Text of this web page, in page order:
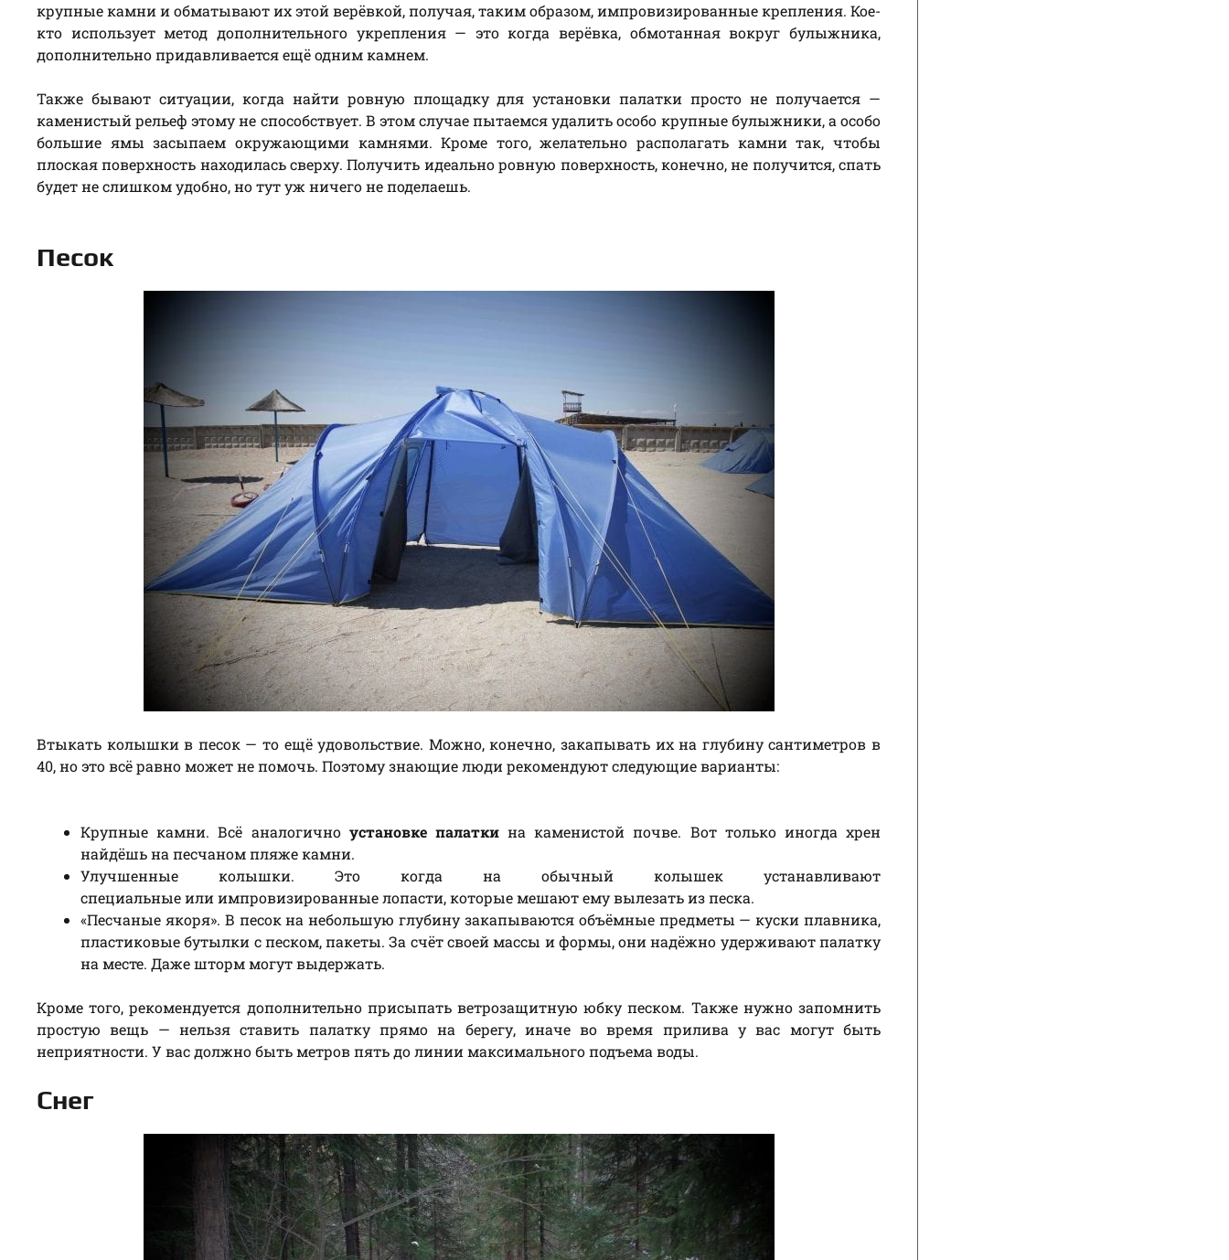
крупные камни и обматывают их этой верёвкой, получая, таким образом, импровизированные крепления. Кое-
кто использует метод дополнительного укрепления — это когда верёвка, обмотанная вокруг булыжника,
дополнительно придавливается ещё одним камнем.
Также бывают ситуации, когда найти ровную площадку для установки палатки просто не получается —
каменистый рельеф этому не способствует. В этом случае пытаемся удалить особо крупные булыжники, а особо
большие ямы засыпаем окружающими камнями. Кроме того, желательно располагать камни так, чтобы
плоская поверхность находилась сверху. Получить идеально ровную поверхность, конечно, не получится, спать
будет не слишком удобно, но тут уж ничего не поделаешь.
Песок
Втыкать колышки в песок — то ещё удовольствие. Можно, конечно, закапывать их на глубину сантиметров в
40, но это всё равно может не помочь. Поэтому знающие люди рекомендуют следующие варианты:
Крупные камни. Всё аналогично установке палаткина каменистой почве. Вот только иногда хрен
найдёшь на песчаном пляже камни.
Улучшенные колышки. Это когда на обычный колышек устанавливают
специальные или импровизированные лопасти, которые мешают ему вылезать из песка.
«Песчаные якоря». В песок на небольшую глубину закапываются объёмные предметы — куски плавника,
пластиковые бутылки с песком, пакеты. За счёт своей массы и формы, они надёжно удерживают палатку
на месте. Даже шторм могут выдержать.
Кроме того, рекомендуется дополнительно присыпать ветрозащитную юбку песком. Также нужно запомнить
простую вещь — нельзя ставить палатку прямо на берегу, иначе во время прилива у вас могут быть
неприятности. У вас должно быть метров пять до линии максимального подъема воды.
Снег